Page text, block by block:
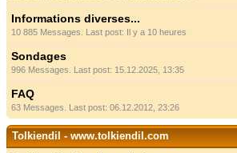
Informations diverses...
10 885 Messages. Last post: Il y a 10 heures
Sondages
996 Messages. Last post: 15.12.2025, 13:35
FAQ
63 Messages. Last post: 06.12.2012, 23:26
Tolkiendil - www.tolkiendil.com